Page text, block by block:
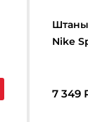
Nike
7 349